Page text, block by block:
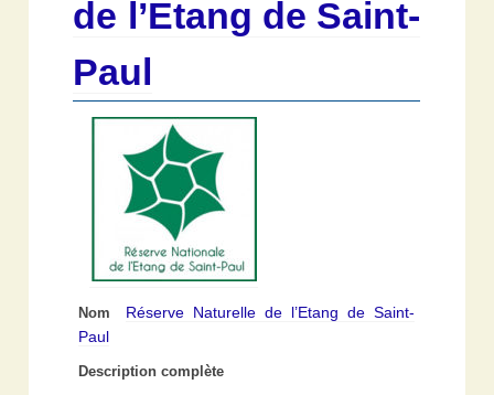
de l’Etang de Saint-
Paul
Nom
Réserve Naturelle de l’Etang de Saint-
Paul
Description complète